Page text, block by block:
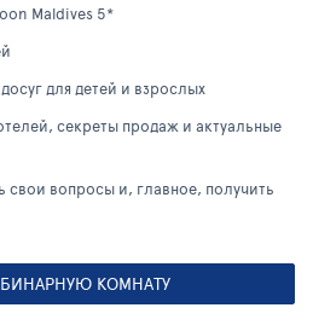
Maldives 5*
для детей и взрослых
секреты продаж и актуальные
свои вопросы и, главное, получить
КОМНАТУ